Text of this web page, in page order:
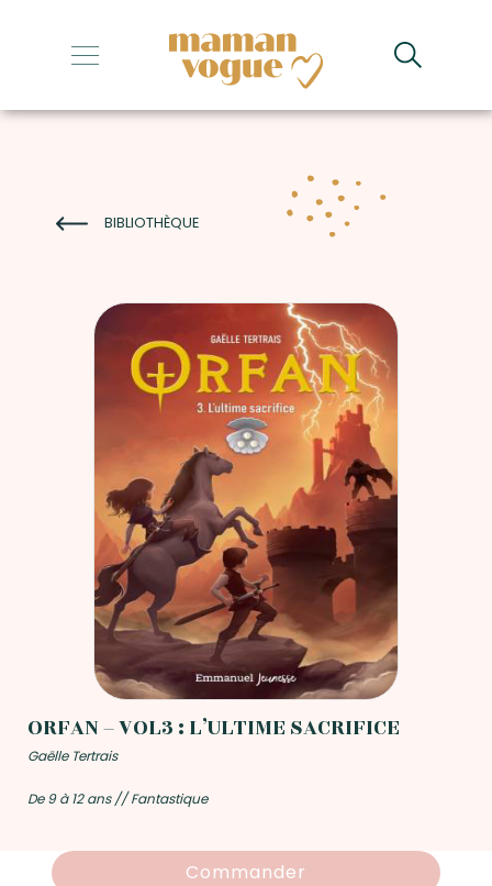
+
+
+
BIBLIOTHÈQUE
ORFAN – VOL3 : L’ULTIME SACRIFICE
Gaëlle Tertrais
De 9 à 12 ans // Fantastique
Commander